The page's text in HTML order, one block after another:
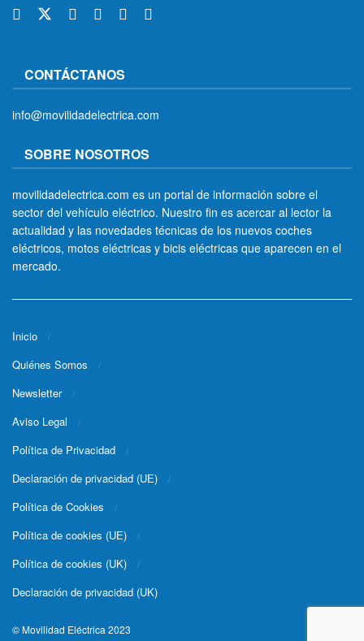
CONTÁCTANOS
info@movilidadelectrica.com
SOBRE NOSOTROS
movilidadelectrica.com es un portal de información sobre el
sector del vehículo eléctrico. Nuestro fin es acercar al lector la
actualidad y las novedades técnicas de los nuevos coches
eléctricos, motos eléctricas y bicis eléctricas que aparecen en el
mercado.
Inicio
Quiénes Somos
Newsletter
Aviso Legal
Política de Privacidad
Declaración de privacidad (UE)
Política de Cookies
Política de cookies (UE)
Política de cookies (UK)
Declaración de privacidad (UK)
© Movilidad Eléctrica 2023